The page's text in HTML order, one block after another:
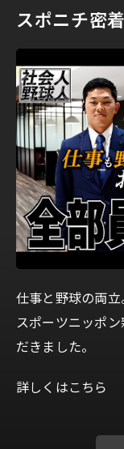
スポニチ密
仕事と野球の両
スポーツニッポ
だきました。
詳しくはこちら